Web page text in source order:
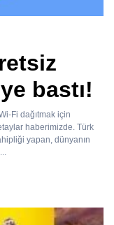
bastı!
Fi dağıtmak için
haberimizde. Türk
yapan, dünyanın